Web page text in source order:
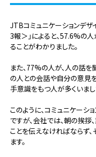
JTBコミュニケーションデザ
3報＞」によると、57.6%の
ることがわかりました。
また、77%の人が、人の話
の人との会話や自分の意見
手意識をもつ人が多くいまし
このように、コミュニケーシ
ですが、会社では、朝の挨拶
ことを伝えなければならず
ます。